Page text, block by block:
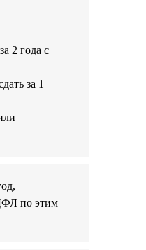
2 года с
за 1
по этим